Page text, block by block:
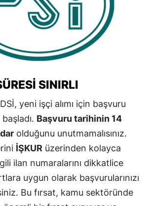
SINIRLI
yeni işçi alımı için başvuru
Başvuru tarihinin 14
olduğunu unutmamalısınız.
İŞKUR üzerinden kolayca
ilan numaralarını dikkatlice
uygun olarak başvurularınızı
Bu fırsat, kamu sektöründe